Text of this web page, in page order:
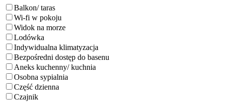
Balkon/ taras
Wi-fi w pokoju
Widok na morze
Lodówka
Indywidualna klimatyzacja
Bezpośredni dostęp do basenu
Aneks kuchenny/ kuchnia
Osobna sypialnia
Część dzienna
Czajnik